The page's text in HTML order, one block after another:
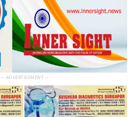
— ADVERTISEMENT —